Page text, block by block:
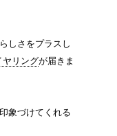
しさをプラスし
ヤリングが届きま
象づけてくれる